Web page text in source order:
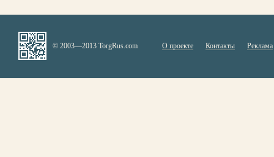
© 2003—2013 TorgRus.com О проекте Контакты Реклама